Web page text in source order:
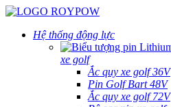
Hệ thống động lực
xe golf
Ắc quy xe golf 36V
Pin Golf Bart 48V
Ắc quy xe golf 72V